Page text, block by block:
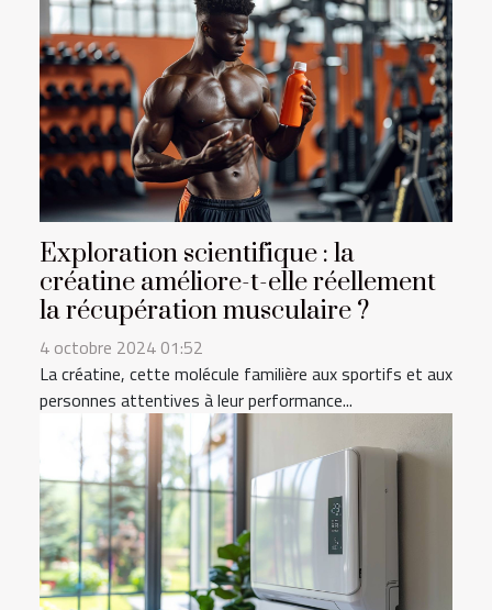
Exploration scientifique : la
créatine améliore-t-elle réellement
la récupération musculaire ?
4 octobre 2024 01:52
La créatine, cette molécule familière aux sportifs et aux
personnes attentives à leur performance...